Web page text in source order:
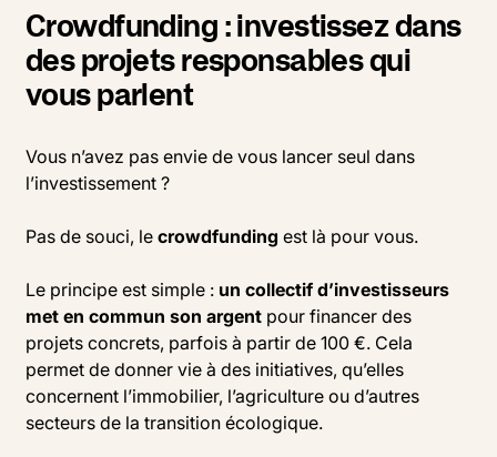
Crowdfunding : investissez dans
des projets responsables qui
vous parlent
Vous n’avez pas envie de vous lancer seul dans
l’investissement ?
Pas de souci, le crowdfunding est là pour vous.
Le principe est simple : un collectif d’investisseurs
met en commun son argent pour financer des
projets concrets, parfois à partir de 100 €. Cela
permet de donner vie à des initiatives, qu’elles
concernent l’immobilier, l’agriculture ou d’autres
secteurs de la transition écologique.